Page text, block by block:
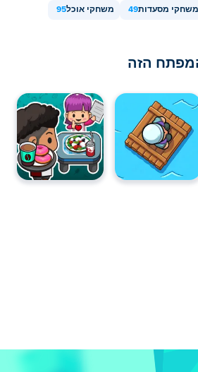
משחקי מסעדות49 משחקי אוכל95
הזה